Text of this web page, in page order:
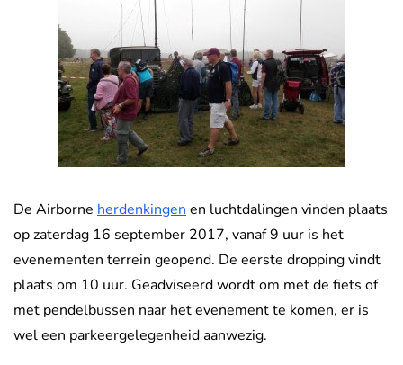
De Airborne herdenkingen en luchtdalingen vinden plaats
op zaterdag 16 september 2017, vanaf 9 uur is het
evenementen terrein geopend. De eerste dropping vindt
plaats om 10 uur. Geadviseerd wordt om met de fiets of
met pendelbussen naar het evenement te komen, er is
wel een parkeergelegenheid aanwezig.